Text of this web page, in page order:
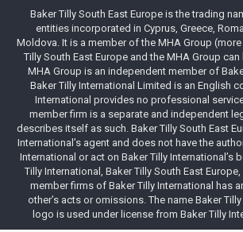
Baker Tilly South East Europe is the trading
entities incorporated in Cyprus, Greece,
Moldova. It is a member of the MHA Group
Tilly South East Europe and the MHA Group
MHA Group is an independent member of
Baker Tilly International Limited is an English
International provides no professional
member firm is a separate and independent
describes itself as such. Baker Tilly South East
International’s agent and does not have the
International or act on Baker Tilly International’s
Tilly International, Baker Tilly South East
member firms of Baker Tilly International has
other’s acts or omissions. The name Baker
logo is used under license from Baker Tilly